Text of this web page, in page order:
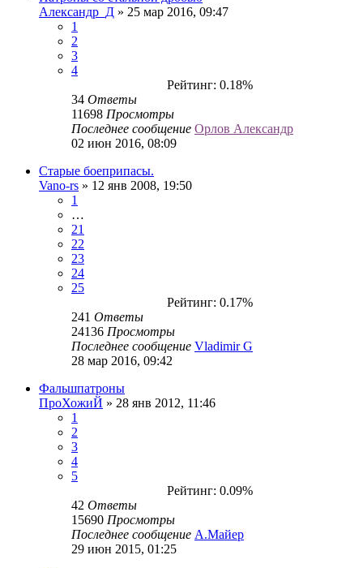
Александр_Д » 25 мар 2016, 09:47
1
2
3
4
Рейтинг: 0.18%
34 Ответы
11698 Просмотры
Последнее сообщение Орлов Александр
02 июн 2016, 08:09
Старые боеприпасы.
Vano-rs » 12 янв 2008, 19:50
1
…
21
22
23
24
25
Рейтинг: 0.17%
241 Ответы
24136 Просмотры
Последнее сообщение Vladimir G
28 мар 2016, 09:42
Фальшпатроны
ПроХожиЙ » 28 янв 2012, 11:46
1
2
3
4
5
Рейтинг: 0.09%
42 Ответы
15690 Просмотры
Последнее сообщение А.Майер
29 июн 2015, 01:25